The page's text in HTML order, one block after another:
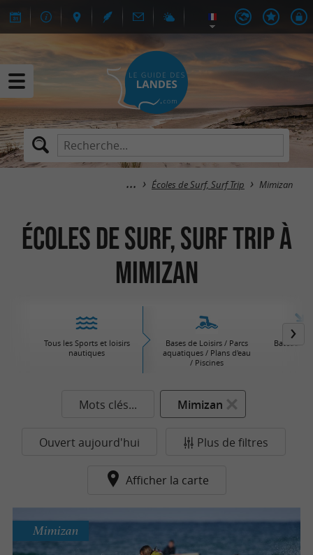
Écoles de Surf, Surf Trip Mimizan
Écoles de Surf, Surf Trip à
Mimizan
Tous les Sports et loisirs
nautiques
Bases de Loisirs / Parcs
aquatiques / Plans d'eau
/ Piscines
Bateaux /
Mots clés... Mimizan
Ouvert aujourd'hui Plus de filtres
Afficher la carte
Mimizan